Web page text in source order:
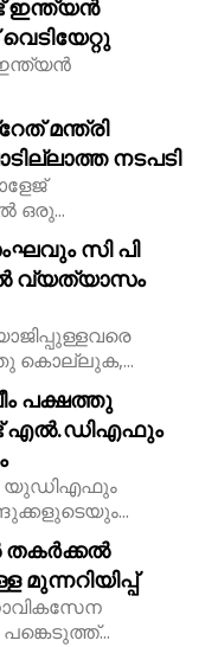
ഇന്ത്യൻ
മന്ത്രി
നടപടി
ഒരു...
സി പി
വ്യത്യാസം
കൊല്ലുക,...
പക്ഷത്തു
എൽ.ഡിഎഫും
തകർക്കൽ